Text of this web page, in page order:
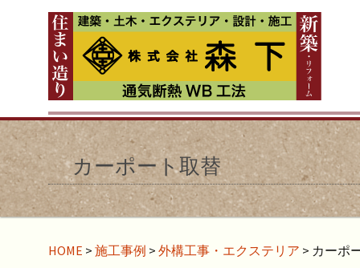
カーポート取替
HOME > 施工事例 > 外構工事・エクステリア > カーポ